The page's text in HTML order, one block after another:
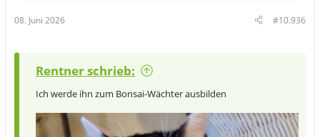
:
08. Juni 2026 #10.936
Rentner schrieb:
Ich werde ihn zum Bonsai-Wächter ausbilden